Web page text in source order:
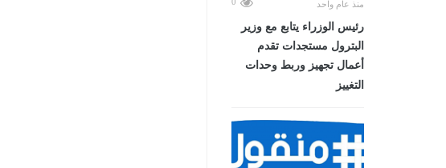
منذ عام واحد
رئيس الوزراء يتابع مع وزير
البترول مستجدات تقدم
أعمال تجهيز وربط وحدات
التغييز